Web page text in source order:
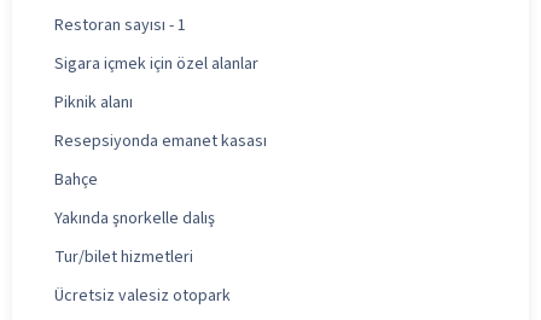
Restoran sayısı - 1
Sigara içmek için özel alanlar
Piknik alanı
Resepsiyonda emanet kasası
Bahçe
Yakında şnorkelle dalış
Tur/bilet hizmetleri
Ücretsiz valesiz otopark